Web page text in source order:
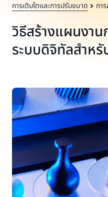
การเติบโตและการปรับขนาด กา
วิธีสร้างแผนงา
ระบบดิจิทัลสำห